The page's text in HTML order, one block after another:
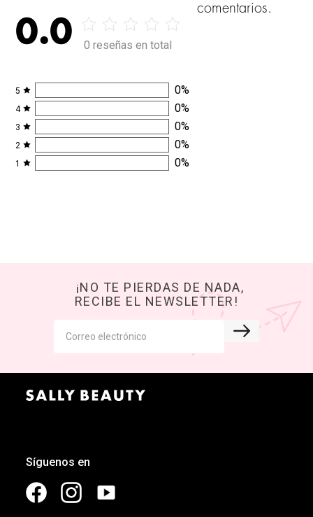
0.0 0 reseñas en total
5 0%
4 0%
3 0%
2 0%
1 0%
comentarios.
¡NO TE PIERDAS DE NADA,
RECIBE EL NEWSLETTER!
Síguenos en